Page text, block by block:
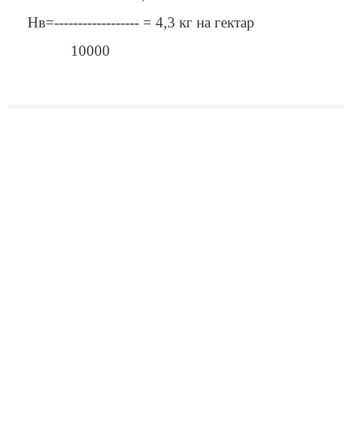
Нв=------------------ = 4,3 кг на гектар
10000